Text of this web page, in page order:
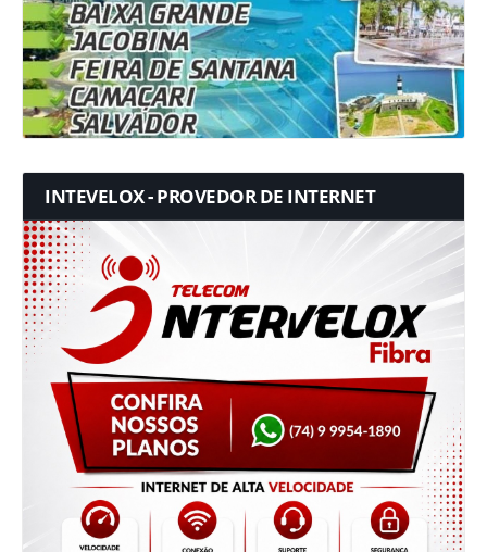
INTEVELOX - PROVEDOR DE INTERNET